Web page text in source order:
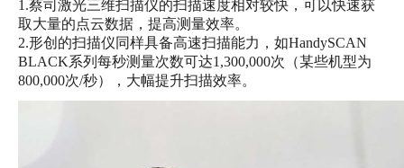
1.蔡司激光三维扫描仪的扫描速度相对较快，可以快速获
取大量的点云数据，提高测量效率。
2.形创的扫描仪同样具备高速扫描能力，如HandySCAN
BLACK系列每秒测量次数可达1,300,000次（某些机型为
800,000次/秒），大幅提升扫描效率。